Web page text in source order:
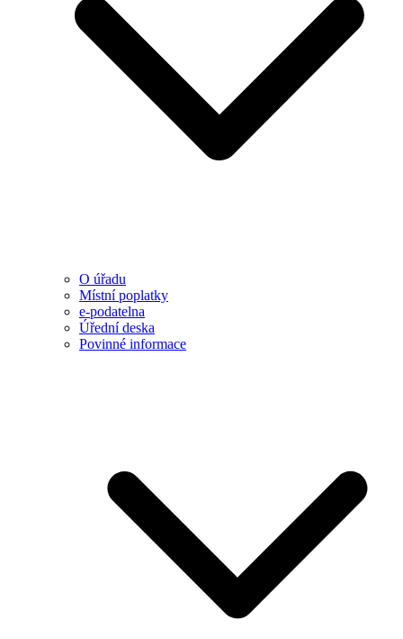
O úřadu
Místní poplatky
e-podatelna
Úřední deska
Povinné informace